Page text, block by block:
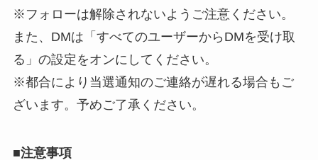
※フォローは解除されないようご注意ください。
また、DMは「すべてのユーザーからDMを受け取
る」の設定をオンにしてください。
※都合により当選通知のご連絡が遅れる場合もご
ざいます。予めご了承ください。
■注意事項